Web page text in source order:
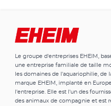
Le groupe d'entreprises EHEIM,
une entreprise familiale de taille
les domaines de l'aquariophilie, de
marque EHEIM, implanté en
l'entreprise. Elle est l'un des
des animaux de compagnie et est